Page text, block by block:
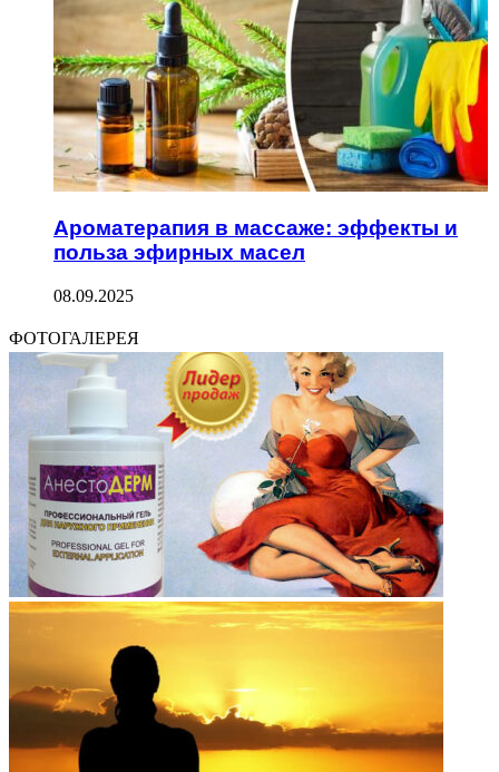
Ароматерапия в массаже: эффекты и
польза эфирных масел
08.09.2025
ФОТОГАЛЕРЕЯ